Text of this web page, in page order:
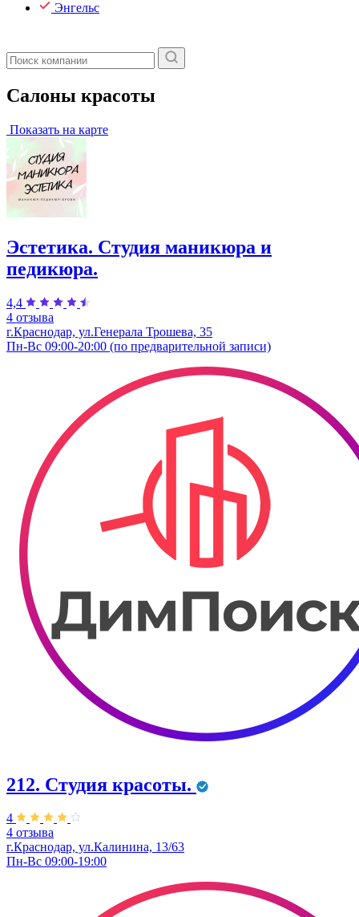
Энгельс
Салоны красоты
Показать на карте
Эстетика. Студия маникюра и
педикюра.
4,4
4 отзыва
г.Краснодар, ул.Генерала Трошева, 35
Пн-Вс 09:00-20:00 (по предварительной записи)
212. Студия красоты.
4
4 отзыва
г.Краснодар, ул.Калинина, 13/63
Пн-Вс 09:00-19:00